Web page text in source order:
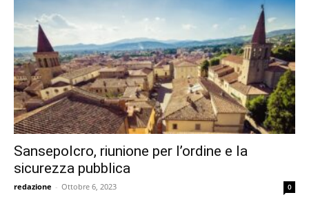
Sansepolcro, riunione per l’ordine e la
sicurezza pubblica
redazione - Ottobre 6, 2023 0